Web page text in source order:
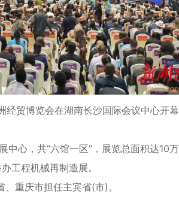
贸博览会在湖南长沙国际会议中心开幕
心，共“六馆一区”，展览总面积达10
工程机械再制造展。
重庆市担任主宾省(市)。